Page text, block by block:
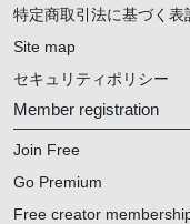
特定商取引法に基づく表
Site map
セキュリティポリシー
Member registration
Join Free
Go Premium
Free creator